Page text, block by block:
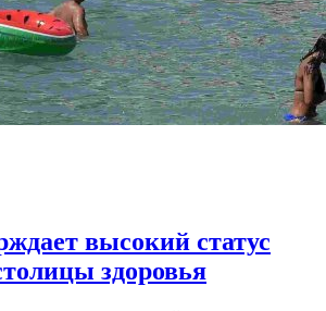
высокий статус
здоровья